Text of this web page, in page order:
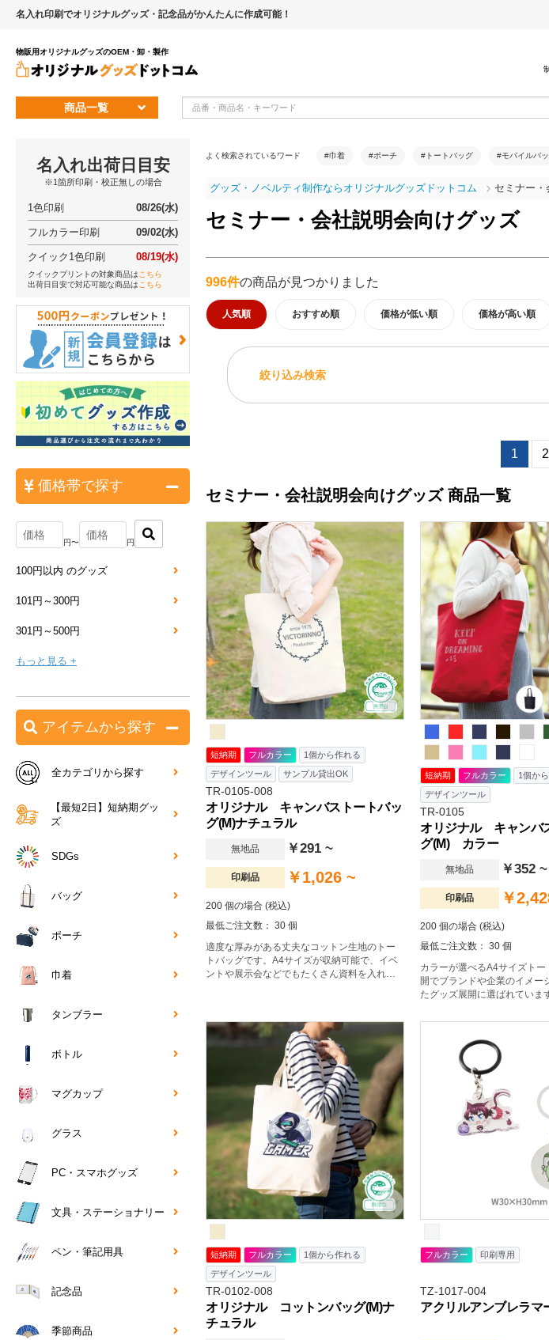
名入れ印刷でオリジナルグッズ・記念品がかんたんに作成可能！
物販用オリジナルグッズのOEM・卸・製作
商品一覧
よく検索されているワード #巾着 #ポーチ #トートバッグ #モバイルバ
グッズ・ノベルティ制作ならオリジナルグッズドットコム セミナー
セミナー・会社説明会向けグッズ
996件の商品が見つかりました
人気順 おすすめ順 価格が低い順 価格が高い順
絞り込み検索
1 2
セミナー・会社説明会向けグッズ 商品一覧
短納期 フルカラー
1個から作れる
デザインツール
サンプル貸出OK
TR-0105-008
オリジナル キャンバストートバッ
グ(M)ナチュラル
無地品 ￥291 ~
印刷品 ￥1,026 ~
200 個の場合 (税込)
最低ご注文数： 30 個
適度な厚みがある丈夫なコットン生地のトー
トバッグです。A4サイズが収納可能で、イベ
ントや展示会などでもたくさん資料を入れら
としてもおすすめです。※エコマーク付
短納期 フルカラー
1個か
デザインツール
TR-0105
オリジナル キャンバ
グ(M) カラー
無地品 ￥352 ~
印刷品 ￥
200 個の場合 (税込)
最低ご注文数： 30 個
カラーが選べるA4サイズトー
開でブランドや企業のイメー
たグッズ展開に選ばれていま
グで、マチも広く肩かけ利用
エコバッグとしてもおすすめ
囲が広く取れるシンプルなデ
物販や企業用ノベルティ、個
い用途でご好評をいただいて
短納期 フルカラー
1個から作れる
デザインツール
TR-0102-008
オリジナル コットンバッグ(M)ナ
チュラル
フルカラー 印刷専用
TZ-1017-004
アクリルアンブレラマ
名入れ出荷日目安
※1箇所印刷・校正無しの場合
1色印刷 08/26(水)
フルカラー印刷 09/02(水)
クイック1色印刷 08/19(水)
クイックプリントの対象商品は こちら
出荷日目安で対応可能な商品は こちら
価格帯で探す
円〜 円
100円以内 のグッズ
101円～300円
301円～500円
もっと見る +
アイテムから探す
全カテゴリから探す
【最短2日】短納期グッ
ズ
SDGs
バッグ
ポーチ
巾着
タンブラー
ボトル
マグカップ
グラス
PC・スマホグッズ
文具・ステーショナリー
ペン・筆記用具
記念品
季節商品